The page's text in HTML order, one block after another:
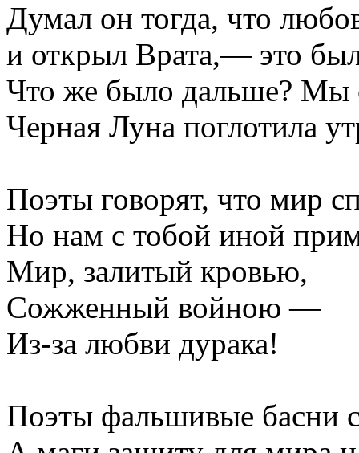
Думал он тогда, что
и открыл Врата,— это
Что же было дальше? Мы
Черная Луна поглотила
Поэты говорят, что мир
Но нам с тобой иной
Мир, залитый кровью,
Сожженный войною —
Из-за любви дурака!
Поэты фальшивые басни